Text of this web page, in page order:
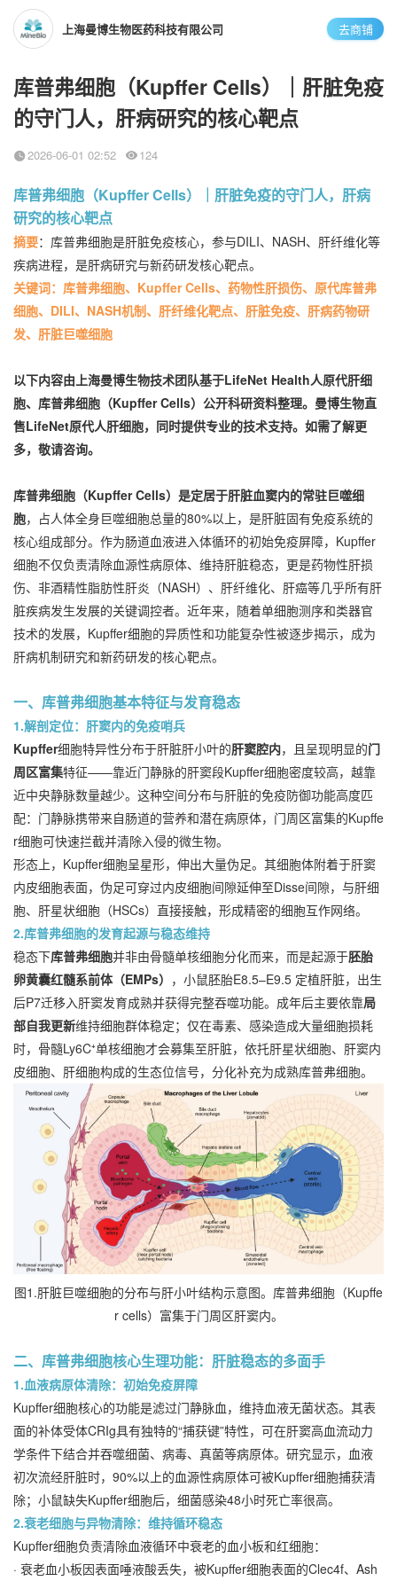
上海曼博生物医药科技有限公司 去商铺
库普弗细胞（Kupffer Cells）｜肝脏免疫
的守门人，肝病研究的核心靶点
2026-06-01 02:52 124
库普弗细胞（Kupffer Cells）｜肝脏免疫的守门人，肝病
研究的核心靶点
摘要：库普弗细胞是肝脏免疫核心，参与DILI、NASH、肝纤维化等
疾病进程，是肝病研究与新药研发核心靶点。
关键词：库普弗细胞、Kupffer Cells、药物性肝损伤、原代库普弗
细胞、DILI、NASH机制、肝纤维化靶点、肝脏免疫、肝病药物研
发、肝脏巨噬细胞
以下内容由上海曼博生物技术团队基于LifeNet Health人原代肝细
胞、库普弗细胞（Kupffer Cells）公开科研资料整理。曼博生物直
售LifeNet原代人肝细胞，同时提供专业的技术支持。如需了解更
多，敬请咨询。
库普弗细胞（Kupffer Cells）是定居于肝脏血窦内的常驻巨噬细
胞，占人体全身巨噬细胞总量的80%以上，是肝脏固有免疫系统的
核心组成部分。作为肠道血液进入体循环的初始免疫屏障，Kupffer
细胞不仅负责清除血源性病原体、维持肝脏稳态，更是药物性肝损
伤、非酒精性脂肪性肝炎（NASH）、肝纤维化、肝癌等几乎所有肝
脏疾病发生发展的关键调控者。近年来，随着单细胞测序和类器官
技术的发展，Kupffer细胞的异质性和功能复杂性被逐步揭示，成为
肝病机制研究和新药研发的核心靶点。
一、库普弗细胞基本特征与发育稳态
1.解剖定位：肝窦内的免疫哨兵
Kupffer细胞特异性分布于肝脏肝小叶的肝窦腔内，且呈现明显的门
周区富集特征——靠近门静脉的肝窦段Kupffer细胞密度较高，越靠
近中央静脉数量越少。这种空间分布与肝脏的免疫防御功能高度匹
配：门静脉携带来自肠道的营养和潜在病原体，门周区富集的Kupffe
r细胞可快速拦截并清除入侵的微生物。
形态上，Kupffer细胞呈星形，伸出大量伪足。其细胞体附着于肝窦
内皮细胞表面，伪足可穿过内皮细胞间隙延伸至Disse间隙，与肝细
胞、肝星状细胞（HSCs）直接接触，形成精密的细胞互作网络。
2.库普弗细胞的发育起源与稳态维持
稳态下库普弗细胞并非由骨髓单核细胞分化而来，而是起源于胚胎
卵黄囊红髓系前体（EMPs） ，小鼠胚胎E8.5–E9.5 定植肝脏，出生
后P7迁移入肝窦发育成熟并获得完整吞噬功能。成年后主要依靠局
部自我更新维持细胞群体稳定；仅在毒素、感染造成大量细胞损耗
时，骨髓Ly6C⁺单核细胞才会募集至肝脏，依托肝星状细胞、肝窦内
皮细胞、肝细胞构成的生态位信号，分化补充为成熟库普弗细胞。
图1.肝脏巨噬细胞的分布与肝小叶结构示意图。库普弗细胞（Kupffe
r cells）富集于门周区肝窦内。
二、库普弗细胞核心生理功能：肝脏稳态的多面手
1.血液病原体清除：初始免疫屏障
Kupffer细胞核心的功能是滤过门静脉血，维持血液无菌状态。其表
面的补体受体CRIg具有独特的“捕获键”特性，可在肝窦高血流动力
学条件下结合并吞噬细菌、病毒、真菌等病原体。研究显示，血液
初次流经肝脏时，90%以上的血源性病原体可被Kupffer细胞捕获清
除；小鼠缺失Kupffer细胞后，细菌感染48小时死亡率很高。
2.衰老细胞与异物清除：维持循环稳态
Kupffer细胞负责清除血液循环中衰老的血小板和红细胞：
· 衰老血小板因表面唾液酸丢失，被Kupffer细胞表面的Clec4f、Ash